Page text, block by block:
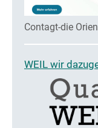
Contagt-die
WEIL wir